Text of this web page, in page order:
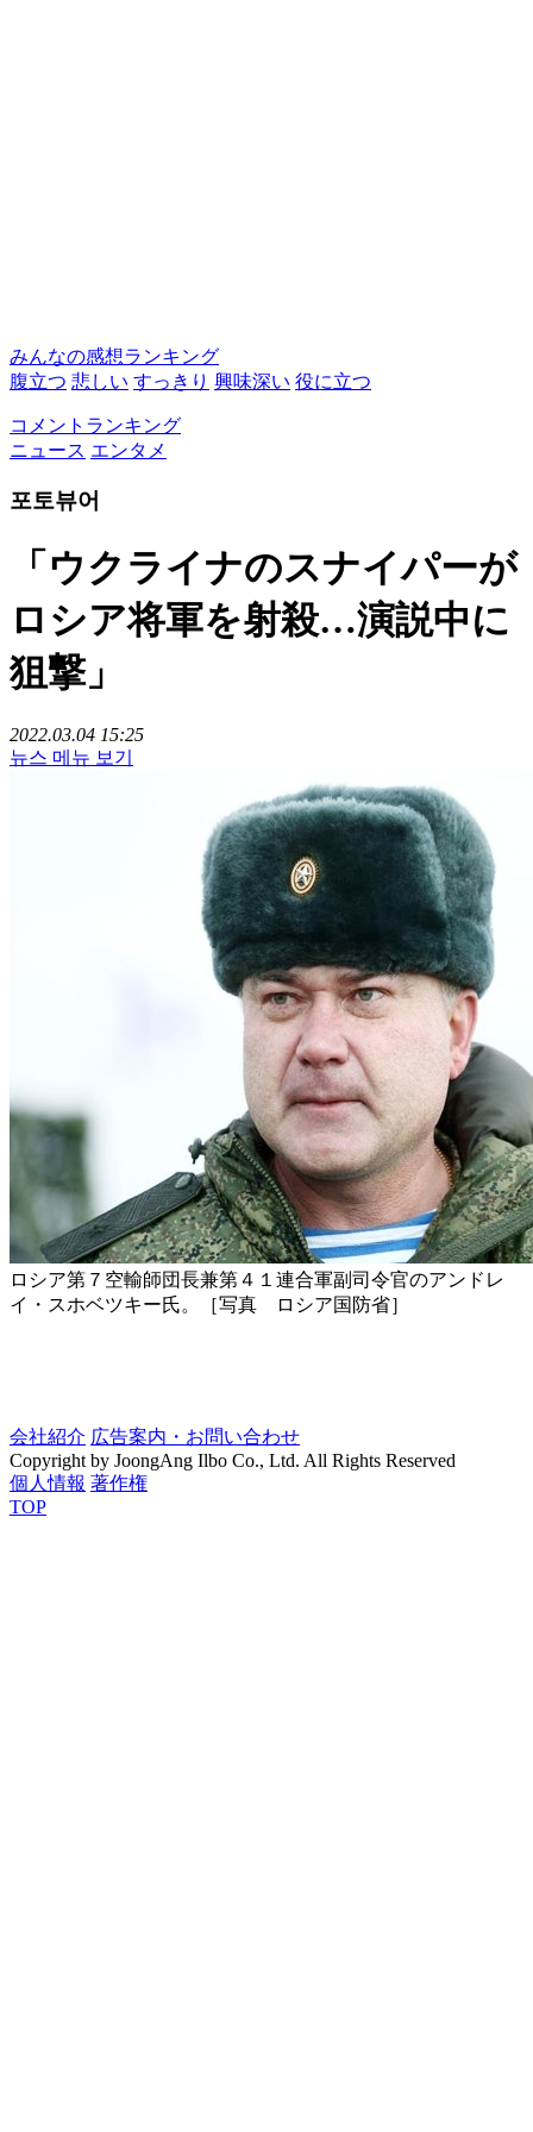
みんなの感想ランキング
腹立つ 悲しい すっきり 興味深い 役に立つ
コメントランキング
ニュース エンタメ
포토뷰어
「ウクライナのスナイパーが
ロシア将軍を射殺…演説中に
狙撃」
2022.03.04 15:25
뉴스 메뉴 보기
ロシア第７空輸師団長兼第４１連合軍副司令官のアンドレ
イ・スホベツキー氏。［写真 ロシア国防省］
会社紹介 広告案内・お問い合わせ
Copyright by JoongAng Ilbo Co., Ltd. All Rights Reserved
個人情報 著作権
TOP